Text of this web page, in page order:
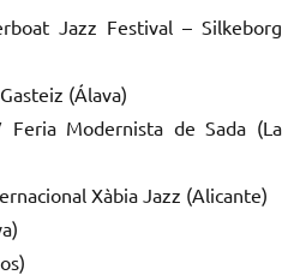
Jazz Festival – Silkeborg
(Álava)
Modernista de Sada (La
Xàbia Jazz (Alicante)